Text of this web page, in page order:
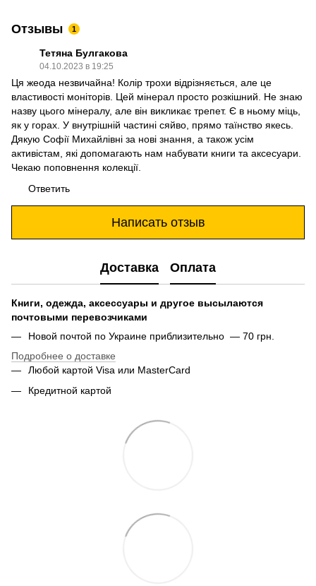
Отзывы 1
Тетяна Булгакова
04.10.2023 в 19:25
Ця жеода незвичайна! Колір трохи відрізняється, але це
властивості моніторів. Цей мінерал просто розкішний. Не знаю
назву цього мінералу, але він викликає трепет. Є в ньому міць,
як у горах. У внутрішній частині сяйво, прямо таїнство якесь.
Дякую Софії Михайлівні за нові знання, а також усім
активістам, які допомагають нам набувати книги та аксесуари.
Чекаю поповнення колекції.
Ответить
Написать отзыв
Доставка Оплата
Книги, одежда, аксессуары и другое высылаются
почтовыми перевозчиками
Новой почтой по Украине приблизительно — 70 грн.
Подробнее о доставке
Любой картой Visa или MasterCard
Кредитной картой